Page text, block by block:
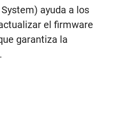
ayuda a los
el firmware
garantiza la